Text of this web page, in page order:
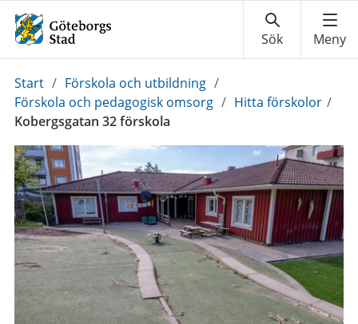
Du
är
här:
Start / Förskola och utbildning /
Förskola och pedagogisk omsorg / Hitta förskolor /
Kobergsgatan 32 förskola